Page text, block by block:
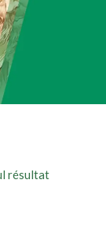
résultat